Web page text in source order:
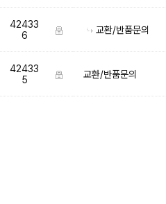
42433
6
교환/반품문의
42433
5
교환/반품문의